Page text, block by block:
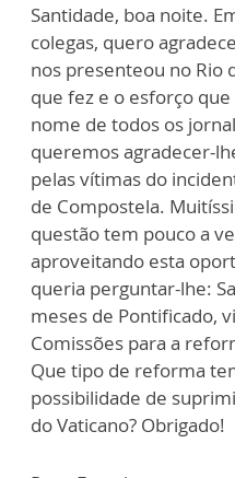
Santidade, boa noite.
colegas, quero
nos presenteou no Rio
que fez e o esforço
nome de todos os
queremos agradecer-
pelas vítimas do
de Compostela.
questão tem pouco a
aproveitando esta
queria perguntar-lhe:
meses de Pontificado,
Comissões para a
Que tipo de reforma
possibilidade de
do Vaticano? Obrigado!